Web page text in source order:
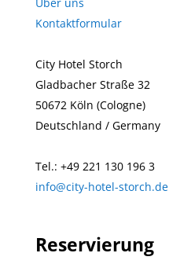
Kontaktformular
City Hotel Storch
Gladbacher Straße 32
50672 Köln (Cologne)
Deutschland / Germany
Tel.: +49 221 130 196 3
info@city-hotel-storch.de
Reservierung